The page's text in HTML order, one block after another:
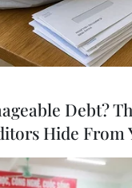
Debt?
Hide From